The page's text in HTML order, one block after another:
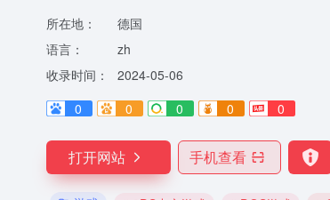
所在地：
德国
语言：
zh
收录时间：
2024-05-06
0
0 0 0 0
打开网站 手机查看